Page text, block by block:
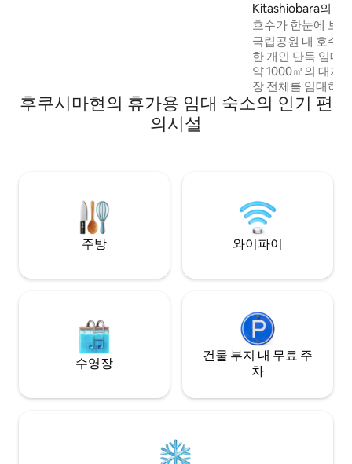
는 BBQ 데크 최대 12인용 의자, 테이블,
화로형 BBQ 스토브, 싱크대, 해먹이 갖춰져
있어 어른부터 어린이까지 즐길 수 있습니
않은 시간을 즐길 수 있습니다. 7. 뛰어난 접
근성 쿠로이소 이타부로 IC, 나수 IC에서
차로 20분 나수 하이랜드 파크까지 차로
차장(7대)
Kitashiobara의 저
호수가 한눈에 보
용한 숲속에 위치,
우나, 최대 16명, 전
국립공원 내 호수
한 개인 단독 임대 별장입
약 1000㎡의 대지
장 전체를 임대하
까지 수용할 수 있습니다. ■ 호
둘러싸인 위치 바
간을 즐겨보세요. ■ 바비큐 및 야외 그릴 불
사용은 금지되지
ELE-GRILL PRO"
화제를 사용하여
반려견 동반 가능
서 가족, 친구 또는
해보세요. ■ 일년 내내 즐길 수 있는 주변
환경 고시키키누
하라 호수, 히노하
업 패들보딩, 카누,
일년 내내 액티비
후쿠시마현의 휴가용 임대 숙소의 인기 편
의시설
주방 와이파이
수영장
건물 부지 내 무료 주
차